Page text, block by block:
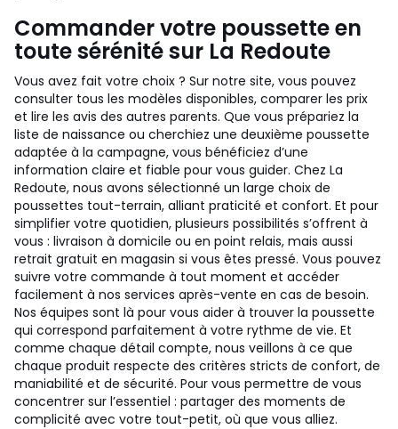
Commander votre poussette en
toute sérénité sur La Redoute
Vous avez fait votre choix ? Sur notre site, vous pouvez
consulter tous les modèles disponibles, comparer les prix
et lire les avis des autres parents. Que vous prépariez la
liste de naissance ou cherchiez une deuxième poussette
adaptée à la campagne, vous bénéficiez d’une
information claire et fiable pour vous guider. Chez La
Redoute, nous avons sélectionné un large choix de
poussettes tout-terrain, alliant praticité et confort. Et pour
simplifier votre quotidien, plusieurs possibilités s’offrent à
vous : livraison à domicile ou en point relais, mais aussi
retrait gratuit en magasin si vous êtes pressé. Vous pouvez
suivre votre commande à tout moment et accéder
facilement à nos services après-vente en cas de besoin.
Nos équipes sont là pour vous aider à trouver la poussette
qui correspond parfaitement à votre rythme de vie. Et
comme chaque détail compte, nous veillons à ce que
chaque produit respecte des critères stricts de confort, de
maniabilité et de sécurité. Pour vous permettre de vous
concentrer sur l’essentiel : partager des moments de
complicité avec votre tout-petit, où que vous alliez.